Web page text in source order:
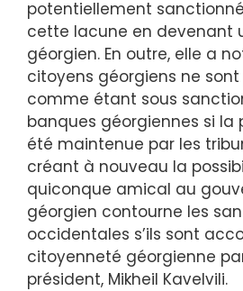
potentiellement
cette lacune en devenant
géorgien. En outre, elle a
citoyens géorgiens ne
comme étant sous
banques géorgiennes si la
été maintenue par les
créant à nouveau la
quiconque amical au
géorgien contourne les
occidentales s’ils sont
citoyenneté géorgienne
président, Mikheil Kavelvili.